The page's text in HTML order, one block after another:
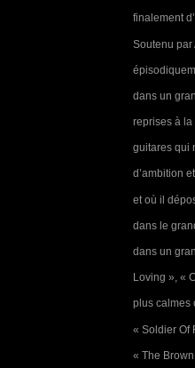
finalement
Soutenu par
dans un
reprises à la
guitares qui
d’ambition
et où il
dans le
dans un
Loving », «
plus calmes
« Soldier Of
« The